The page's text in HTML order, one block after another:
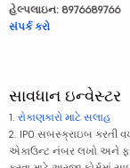
હેલ્પલાઇન: 8976689766
સંપર્ક કરો
સાવધાન ઇન્વેસ્ટર
1. રોકાણકારો માટે સલાહ
2. IPO સબસ્ક્રાઇબ કરતી
એકાઉન્ટ નંબર લખો અને